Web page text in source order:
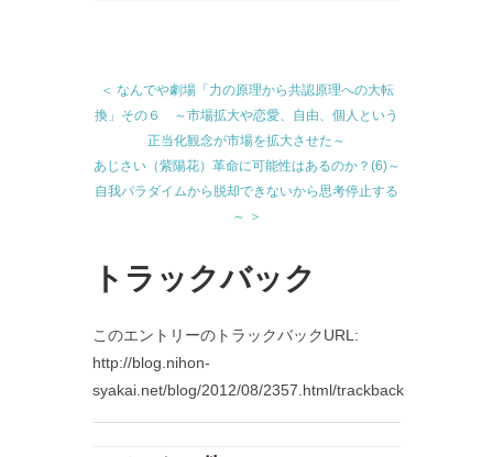
＜ なんでや劇場「力の原理から共認原理への大転
換」その６ ～市場拡大や恋愛、自由、個人という
正当化観念が市場を拡大させた～
あじさい（紫陽花）革命に可能性はあるのか？(6)～
自我パラダイムから脱却できないから思考停止する
～ ＞
トラックバック
このエントリーのトラックバックURL:
http://blog.nihon-
syakai.net/blog/2012/08/2357.html/trackback